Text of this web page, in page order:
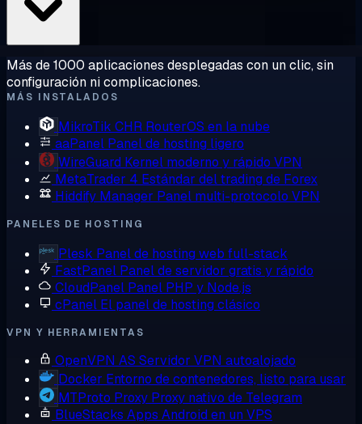
Más de 1000 aplicaciones desplegadas con un clic, sin
configuración ni complicaciones.
MÁS INSTALADOS
MikroTik CHR RouterOS en la nube
aaPanel Panel de hosting ligero
WireGuard Kernel moderno y rápido VPN
MetaTrader 4 Estándar del trading de Forex
Hiddify Manager Panel multi-protocolo VPN
PANELES DE HOSTING
Plesk Panel de hosting web full-stack
FastPanel Panel de servidor gratis y rápido
CloudPanel Panel PHP y Node.js
cPanel El panel de hosting clásico
VPN Y HERRAMIENTAS
OpenVPN AS Servidor VPN autoalojado
Docker Entorno de contenedores, listo para usar
MTProto Proxy Proxy nativo de Telegram
BlueStacks Apps Android en un VPS